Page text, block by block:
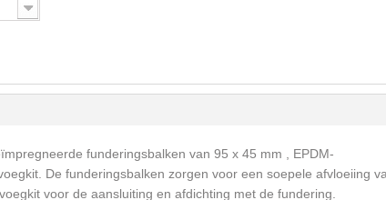
funderingsbalken van 95 x 45 mm , EPDM-
De funderingsbalken zorgen voor een soepele afvloeiing
voor de aansluiting en afdichting met de fundering.